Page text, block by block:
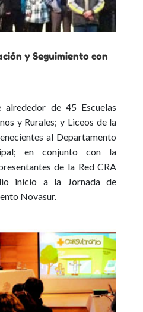
y Seguimiento con
alrededor de 45 Escuelas
y Rurales; y Liceos de la
al Departamento
en conjunto con la
de la Red CRA
inicio a la Jornada de
Novasur.